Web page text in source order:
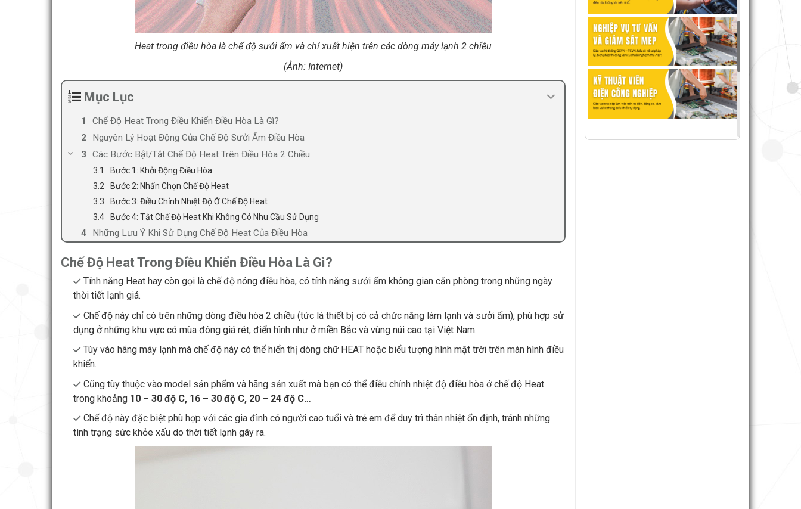
Heat trong điều hòa là chế độ sưởi ấm và chỉ xuất hiện trên các dòng máy lạnh 2 chiều
(Ảnh: Internet)
Mục Lục
Chế Độ Heat Trong Điều Khiển Điều Hòa Là Gì?
Nguyên Lý Hoạt Động Của Chế Độ Sưởi Ấm Điều Hòa
Các Bước Bật/Tắt Chế Độ Heat Trên Điều Hòa 2 Chiều
Bước 1: Khởi Động Điều Hòa
Bước 2: Nhấn Chọn Chế Độ Heat
Bước 3: Điều Chỉnh Nhiệt Độ Ở Chế Độ Heat
Bước 4: Tắt Chế Độ Heat Khi Không Có Nhu Cầu Sử Dụng
Những Lưu Ý Khi Sử Dụng Chế Độ Heat Của Điều Hòa
Chế Độ Heat Trong Điều Khiển Điều Hòa Là Gì?
Tính năng Heat hay còn gọi là chế độ nóng điều hòa, có tính năng sưởi ấm không gian căn phòng trong những ngày
thời tiết lạnh giá.
Chế độ này chỉ có trên những dòng điều hòa 2 chiều (tức là thiết bị có cả chức năng làm lạnh và sưởi ấm), phù hợp sử
dụng ở những khu vực có mùa đông giá rét, điển hình như ở miền Bắc và vùng núi cao tại Việt Nam.
Tùy vào hãng máy lạnh mà chế độ này có thể hiển thị dòng chữ HEAT hoặc biểu tượng hình mặt trời trên màn hình điều
khiển.
Cũng tùy thuộc vào model sản phẩm và hãng sản xuất mà bạn có thể điều chỉnh nhiệt độ điều hòa ở chế độ Heat
trong khoảng 10 – 30 độ C, 16 – 30 độ C, 20 – 24 độ C…
Chế độ này đặc biệt phù hợp với các gia đình có người cao tuổi và trẻ em để duy trì thân nhiệt ổn định, tránh những
tình trạng sức khỏe xấu do thời tiết lạnh gây ra.